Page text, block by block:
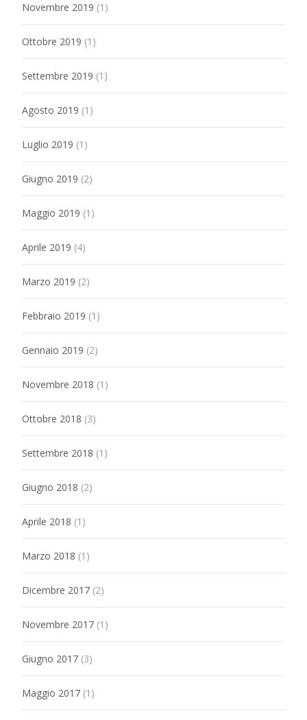
Novembre 2019 (1)
Ottobre 2019 (1)
Settembre 2019 (1)
Agosto 2019 (1)
Luglio 2019 (1)
Giugno 2019 (2)
Maggio 2019 (1)
Aprile 2019 (4)
Marzo 2019 (2)
Febbraio 2019 (1)
Gennaio 2019 (2)
Novembre 2018 (1)
Ottobre 2018 (3)
Settembre 2018 (1)
Giugno 2018 (2)
Aprile 2018 (1)
Marzo 2018 (1)
Dicembre 2017 (2)
Novembre 2017 (1)
Giugno 2017 (3)
Maggio 2017 (1)